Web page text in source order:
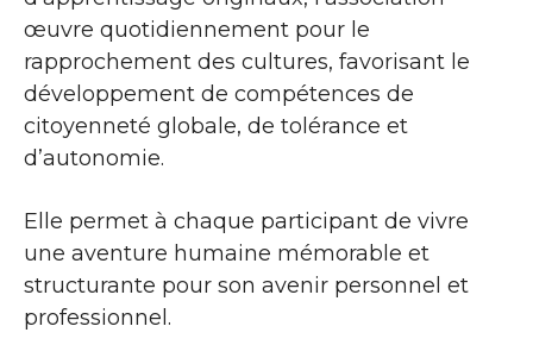
œuvre quotidiennement pour le
rapprochement des cultures, favorisant le
développement de compétences de
citoyenneté globale, de tolérance et
d’autonomie.
Elle permet à chaque participant de vivre
une aventure humaine mémorable et
structurante pour son avenir personnel et
professionnel.